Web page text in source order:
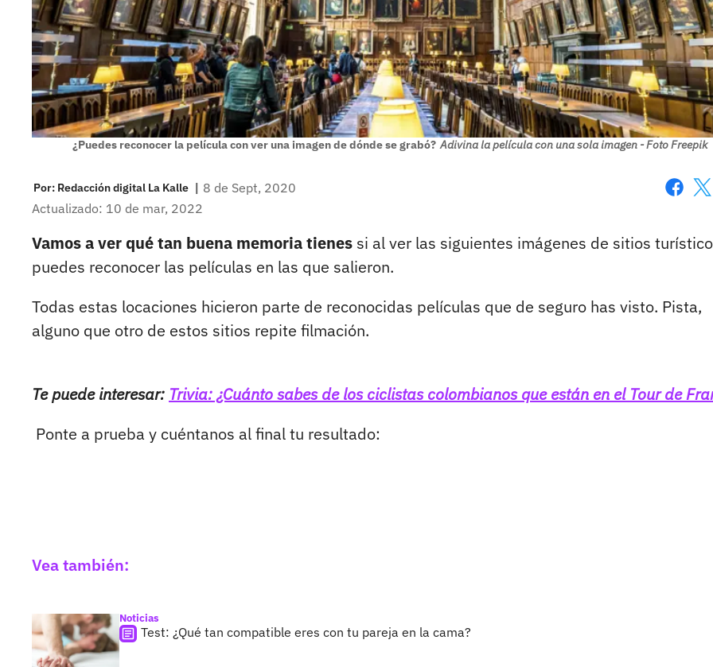
¿Puedes reconocer la película con ver una imagen de dónde se grabó? Adivina la película con una sola imagen - Foto Freepik
Por: Redacción digital La Kalle | 8 de Sept, 2020
Actualizado: 10 de mar, 2022
Vamos a ver qué tan buena memoria tienes si al ver las siguientes imágenes de sitios
puedes reconocer las películas en las que salieron.
Todas estas locaciones hicieron parte de reconocidas películas que de seguro has visto. Pista,
alguno que otro de estos sitios repite filmación.
Te puede interesar: Trivia: ¿Cuánto sabes de los ciclistas colombianos que están en el Tour de
Ponte a prueba y cuéntanos al final tu resultado:
Vea también:
Noticias
Test: ¿Qué tan compatible eres con tu pareja en la cama?